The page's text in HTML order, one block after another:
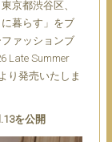
京都渋谷区、
暮らす」をブ
ァッションブ
Late Summer
り発売いたしま
を公開